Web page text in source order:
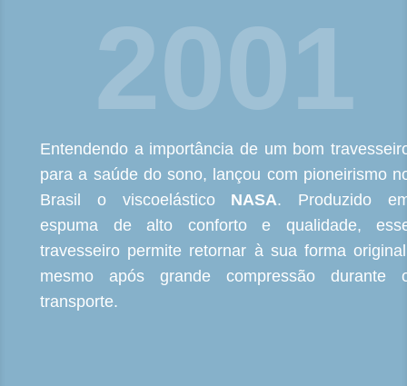
2001
Entendendo a importância de um bom
para a saúde do sono, lançou com pioneirismo
Brasil o viscoelástico NASA. Produzido
espuma de alto conforto e qualidade,
travesseiro permite retornar à sua forma
mesmo após grande compressão durante
transporte.